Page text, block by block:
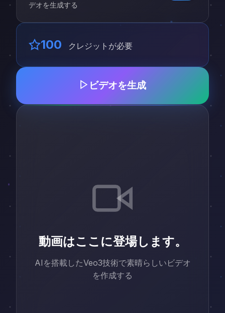
デオを生成する
100 クレジットが必要
ビデオを生成
動画はここに登場します。
AIを搭載したVeo3技術で素晴らしいビデオ
を作成する